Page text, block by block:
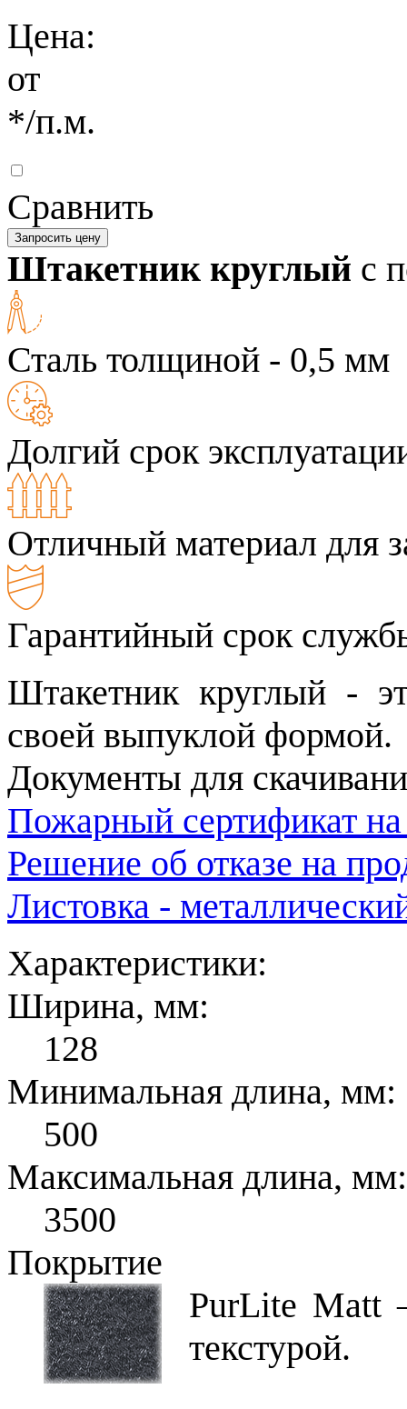
Цена:
от
*/п.м.
Сравнить
Запросить цену
Штакетник круглый с
Сталь толщиной - 0,5 мм
Долгий срок
Отличный материал для
Гарантийный срок
Штакетник круглый -
своей выпуклой формой.
Документы для
Пожарный сертификат
Решение об отказе на
Листовка -
Характеристики:
Ширина, мм:
128
Минимальная длина, мм:
500
Максимальная длина, мм:
3500
Покрытие
PurLite Matt
текстурой.